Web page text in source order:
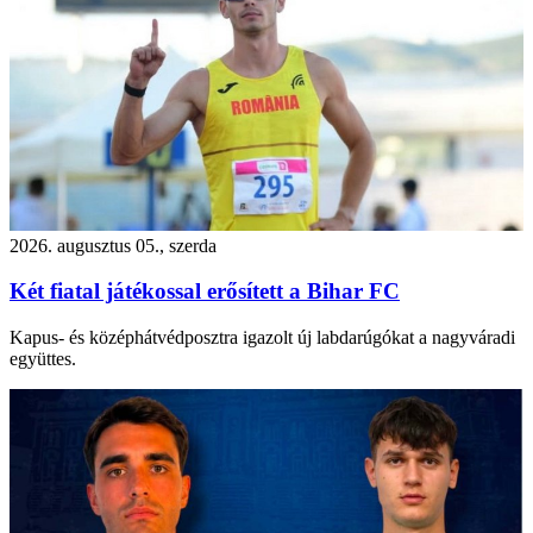
2026. augusztus 05., szerda
Két fiatal játékossal erősített a Bihar FC
Kapus- és középhátvédposztra igazolt új labdarúgókat a nagyváradi
együttes.